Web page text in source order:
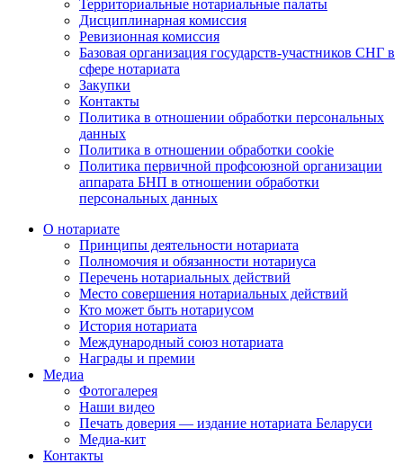
Территориальные нотариальные палаты
Дисциплинарная комиссия
Ревизионная комиссия
Базовая организация государств-участников СНГ в
сфере нотариата
Закупки
Контакты
Политика в отношении обработки персональных
данных
Политика в отношении обработки cookie
Политика первичной профсоюзной организации
аппарата БНП в отношении обработки
персональных данных
О нотариате
Принципы деятельности нотариата
Полномочия и обязанности нотариуса
Перечень нотариальных действий
Место совершения нотариальных действий
Кто может быть нотариусом
История нотариата
Международный союз нотариата
Награды и премии
Медиа
Фотогалерея
Наши видео
Печать доверия — издание нотариата Беларуси
Медиа-кит
Контакты